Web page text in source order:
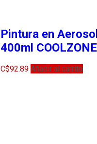
Pintura en
400ml COOLZONE
C$92.89 Añadir al carrito